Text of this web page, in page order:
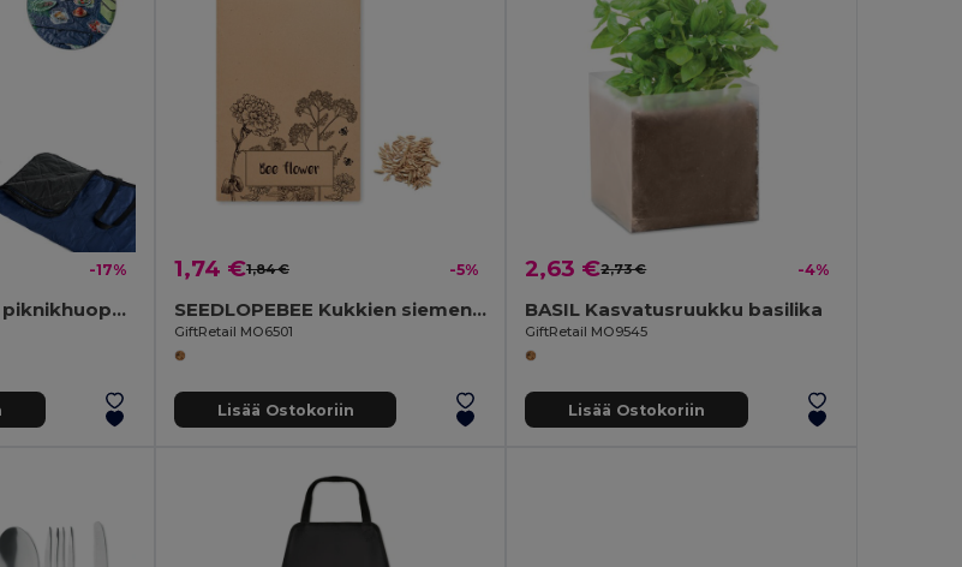
-17%
Kokoontaitettava piknikhuopa rPET:stä ja PEVA:sta
1,74 €1,84 € -5%
SEEDLOPEBEE Kukkien siemeniä
GiftRetail MO6501
Lisää Ostokoriin
2,63 €2,73 € -4%
BASIL Kasvatusruukku basilika
GiftRetail MO9545
Lisää Ostokoriin